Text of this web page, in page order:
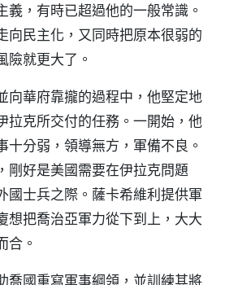
義，有時已超過他的一般常識。
向民主化，又同時把原本很弱的
險就更大了。
向華府靠攏的過程中，他堅定地
拉克所交付的任務。一開始，他
十分弱，領導無方，軍備不良。
剛好是美國需要在伊拉克問題
國士兵之際。薩卡希維利提供軍
想把喬治亞軍力從下到上，大大
合。
喬國重寫軍事綱領，並訓練其將